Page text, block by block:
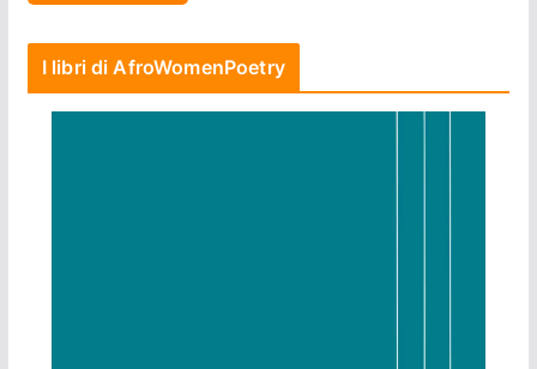
I libri di AfroWomenPoetry